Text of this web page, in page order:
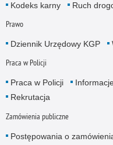
Kodeks karny
Ruch
Prawo
Dziennik Urzędowy KGP
Praca w Policji
Praca w Policji
Rekrutacja
Zamówienia publiczne
Postępowania o